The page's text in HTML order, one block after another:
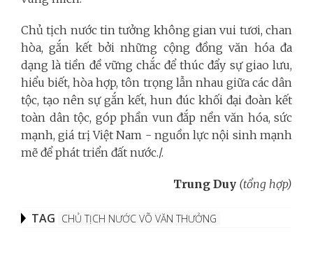
Chủ tịch nước tin tưởng không gian vui tươi, chan
hòa, gắn kết bởi những cộng đồng văn hóa đa
dạng là tiền đề vững chắc để thúc đẩy sự giao lưu,
hiểu biết, hòa hợp, tôn trọng lẫn nhau giữa các dân
tộc, tạo nên sự gắn kết, hun đúc khối đại đoàn kết
toàn dân tộc, góp phần vun đắp nền văn hóa, sức
mạnh, giá trị Việt Nam - nguồn lực nội sinh mạnh
mẽ để phát triển đất nước./.
Trung Duy (tổng hợp)
TAG CHỦ TỊCH NƯỚC VÕ VĂN THƯỞNG